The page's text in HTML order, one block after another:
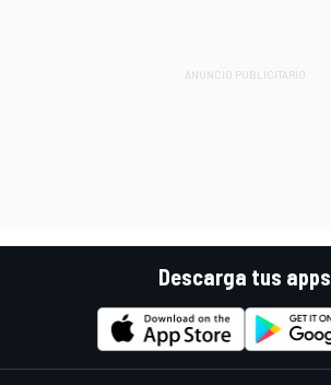
Descarga tus apps